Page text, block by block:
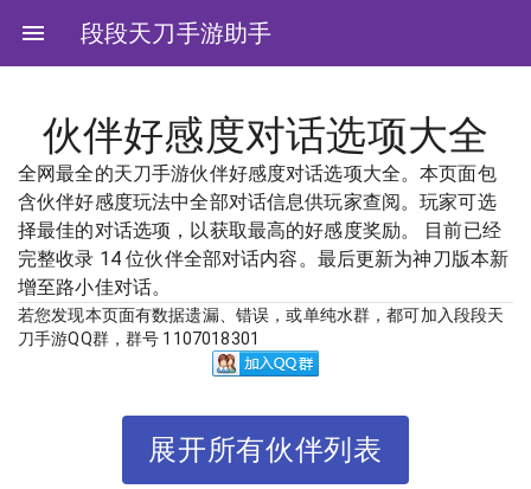
段段天刀手游助手
伙伴好感度对话选项大全
全网最全的天刀手游伙伴好感度对话选项大全。本页面包
含伙伴好感度玩法中全部对话信息供玩家查阅。玩家可选
择最佳的对话选项，以获取最高的好感度奖励。 目前已经
完整收录 14 位伙伴全部对话内容。最后更新为神刀版本新
增至路小佳对话。
若您发现本页面有数据遗漏、错误，或单纯水群，都可加入段段天
刀手游QQ群，群号 1107018301
展开所有伙伴列表